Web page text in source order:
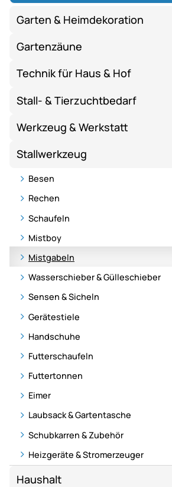
Garten & Heimdekoration
Gartenzäune
Technik für Haus & Hof
Stall- & Tierzuchtbedarf
Werkzeug & Werkstatt
Stallwerkzeug
Besen
Rechen
Schaufeln
Mistboy
Mistgabeln
Wasserschieber & Gülleschieber
Sensen & Sicheln
Gerätestiele
Handschuhe
Futterschaufeln
Futtertonnen
Eimer
Laubsack & Gartentasche
Schubkarren & Zubehör
Heizgeräte & Stromerzeuger
Haushalt